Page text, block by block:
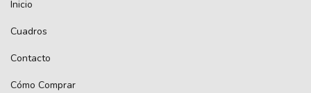
Inicio
Cuadros
Contacto
Cómo Comprar